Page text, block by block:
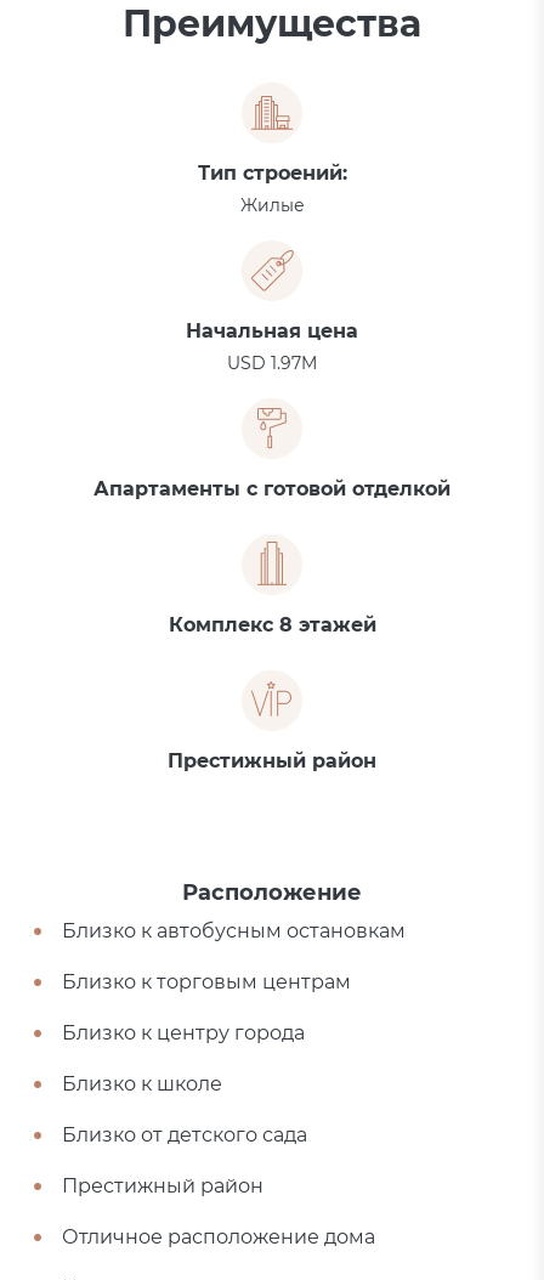
Преимущества
Тип строений:
Жилые
Начальная цена
USD 1.97M
Апартаменты с готовой отделкой
Комплекс 8 этажей
Престижный район
Расположение
Близко к автобусным остановкам
Близко к торговым центрам
Близко к центру города
Близко к школе
Близко от детского сада
Престижный район
Отличное расположение дома